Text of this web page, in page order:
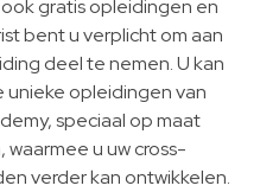
gratis opleidingen en
bent u verplicht om aan
deel te nemen. U kan
opleidingen van
speciaal op maat
u uw cross-
verder kan ontwikkelen.